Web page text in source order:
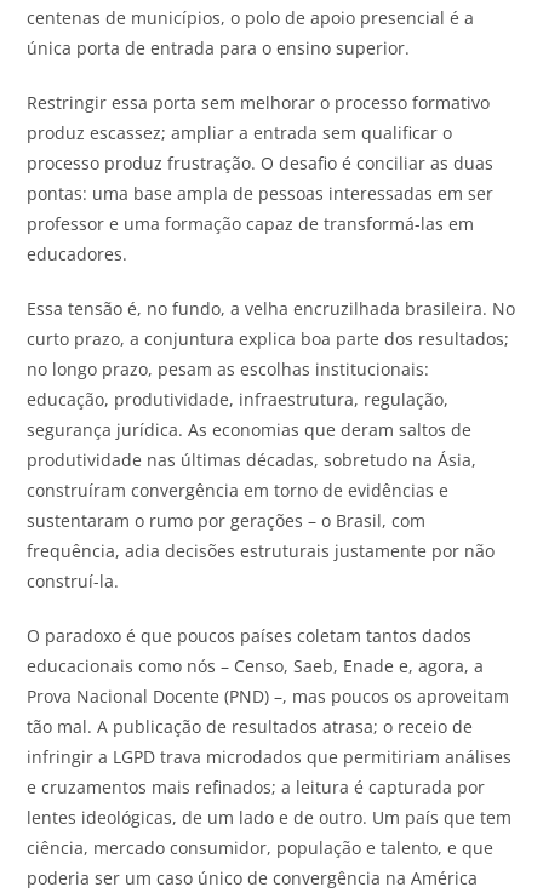
centenas de municípios, o polo de apoio presencial é a
única porta de entrada para o ensino superior.
Restringir essa porta sem melhorar o processo formativo
produz escassez; ampliar a entrada sem qualificar o
processo produz frustração. O desafio é conciliar as duas
pontas: uma base ampla de pessoas interessadas em ser
professor e uma formação capaz de transformá-las em
educadores.
Essa tensão é, no fundo, a velha encruzilhada brasileira. No
curto prazo, a conjuntura explica boa parte dos resultados;
no longo prazo, pesam as escolhas institucionais:
educação, produtividade, infraestrutura, regulação,
segurança jurídica. As economias que deram saltos de
produtividade nas últimas décadas, sobretudo na Ásia,
construíram convergência em torno de evidências e
sustentaram o rumo por gerações – o Brasil, com
frequência, adia decisões estruturais justamente por não
construí-la.
O paradoxo é que poucos países coletam tantos dados
educacionais como nós – Censo, Saeb, Enade e, agora, a
Prova Nacional Docente (PND) –, mas poucos os aproveitam
tão mal. A publicação de resultados atrasa; o receio de
infringir a LGPD trava microdados que permitiriam análises
e cruzamentos mais refinados; a leitura é capturada por
lentes ideológicas, de um lado e de outro. Um país que tem
ciência, mercado consumidor, população e talento, e que
poderia ser um caso único de convergência na América